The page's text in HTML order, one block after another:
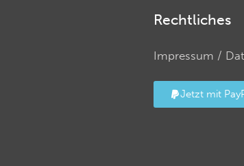
Rechtliches
Impressum /
Jetzt mit